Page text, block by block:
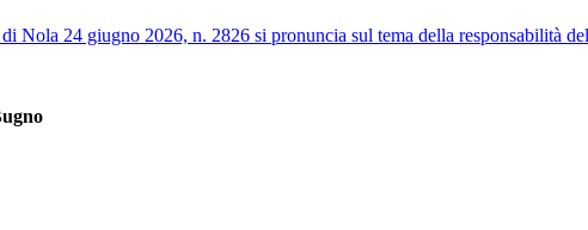
Nola 24 giugno 2026, n. 2826 si pronuncia sul tema della responsabilità